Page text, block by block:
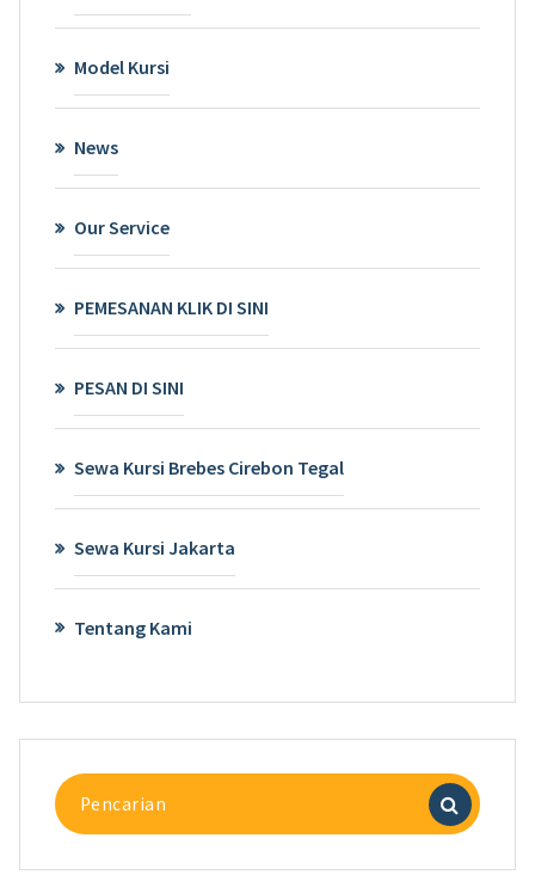
Model Kursi
News
Our Service
PEMESANAN KLIK DI SINI
PESAN DI SINI
Sewa Kursi Brebes Cirebon Tegal
Sewa Kursi Jakarta
Tentang Kami
Pencarian
untuk: